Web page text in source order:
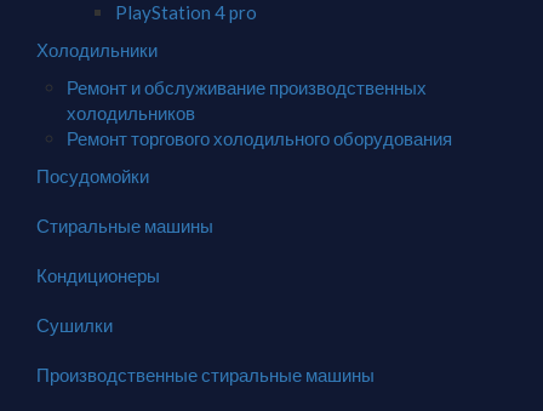
PlayStation 4 pro
Холодильники
Ремонт и обслуживание производственных
холодильников
Ремонт торгового холодильного оборудования
Посудомойки
Стиральные машины
Кондиционеры
Сушилки
Производственные стиральные машины